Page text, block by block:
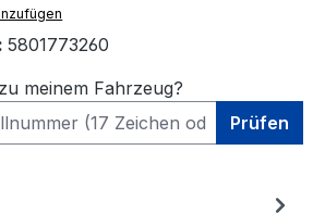
5801773260
meinem Fahrzeug?
Prüfen